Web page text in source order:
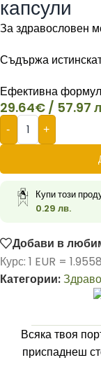
капсули
За здравословен
Съдържа
Ефективна
29.64€ / 57.97
- +
Купи този
0.29 лв.
Добави в
Курс: 1 EUR =
Категории:
Всяка твоя
приспаднеш